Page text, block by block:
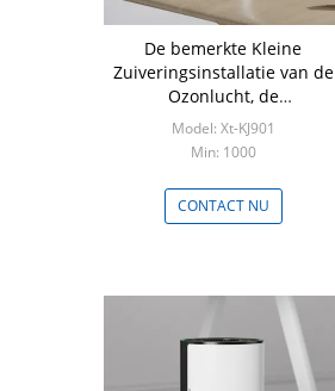
De bemerkte Kleine
Zuiveringsinstallatie van de
Ozonlucht, de
Luchtzuiveringsinstallatie van
Autoionizer voor de geur van
Model: Xt-KJ901
Min: 1000
CONTACT NU